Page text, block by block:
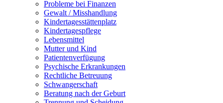
Probleme bei Finanzen
Gewalt / Misshandlung
Kindertagesstättenplatz
Kindertagespflege
Lebensmittel
Mutter und Kind
Patientenverfügung
Psychische Erkrankungen
Rechtliche Betreuung
Schwangerschaft
Beratung nach der Geburt